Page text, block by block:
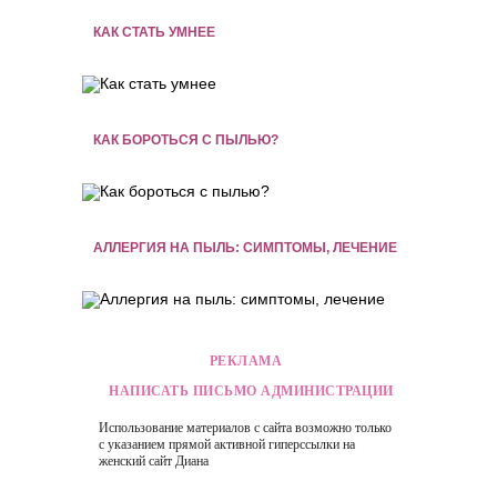
КАК СТАТЬ УМНЕЕ
КАК БОРОТЬСЯ С ПЫЛЬЮ?
АЛЛЕРГИЯ НА ПЫЛЬ: СИМПТОМЫ, ЛЕЧЕНИЕ
РЕКЛАМА
НАПИСАТЬ ПИСЬМО АДМИНИСТРАЦИИ
Использование материалов с сайта возможно только
с указанием прямой активной гиперссылки на
женский сайт Диана